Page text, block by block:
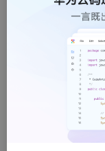
码上见真章！
华为云开
584人浏览
2026
赛道火热来袭！邀你
复杂软件工程问题